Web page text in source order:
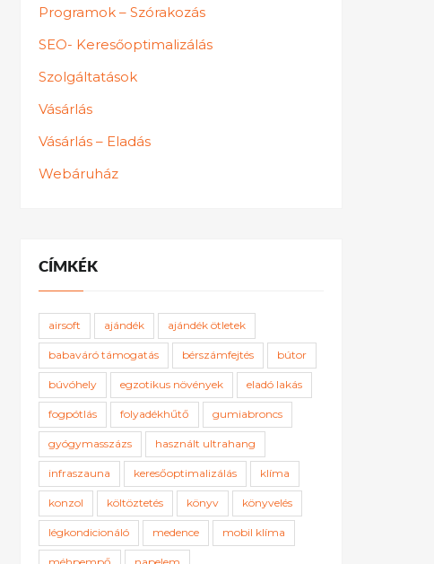
Programok – Szórakozás
SEO- Keresőoptimalizálás
Szolgáltatások
Vásárlás
Vásárlás – Eladás
Webáruház
CÍMKÉK
airsoft ajándék ajándék ötletek
babaváró támogatás bérszámfejtés bútor
búvóhely egzotikus növények eladó lakás
fogpótlás folyadékhűtő gumiabroncs
gyógymasszázs használt ultrahang
infraszauna keresőoptimalizálás klíma
konzol költöztetés könyv könyvelés
légkondicionáló medence mobil klíma